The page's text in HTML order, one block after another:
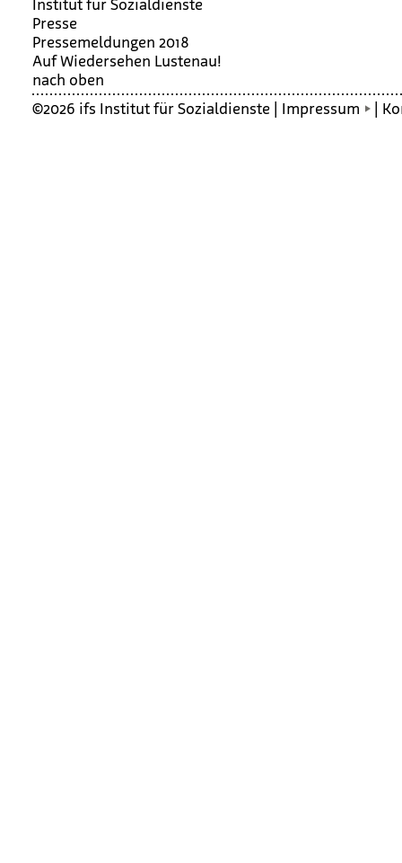
Institut für Sozialdienste
Presse
Pressemeldungen 2018
Auf Wie­der­se­hen Lus­tenau!
nach oben
©2026 ifs Institut für Sozialdienste | Impressum